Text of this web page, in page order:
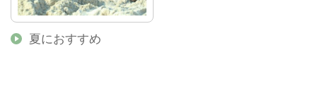
夏におすすめ